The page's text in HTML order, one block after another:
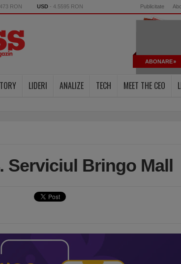
RON USD - 4.5595 RON Publicitate
ABONARE
LIDERI ANALIZE TECH MEET THE CEO
Serviciul Bringo Mall